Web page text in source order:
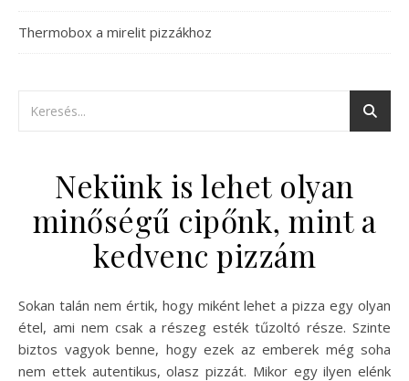
Thermobox a mirelit pizzákhoz
Nekünk is lehet olyan
minőségű cipőnk, mint a
kedvenc pizzám
Sokan talán nem értik, hogy miként lehet a pizza egy olyan
étel, ami nem csak a részeg esték tűzoltó része. Szinte
biztos vagyok benne, hogy ezek az emberek még soha
nem ettek autentikus, olasz pizzát. Mikor egy ilyen elénk